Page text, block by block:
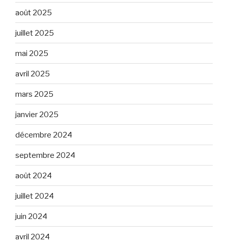
août 2025
juillet 2025
mai 2025
avril 2025
mars 2025
janvier 2025
décembre 2024
septembre 2024
août 2024
juillet 2024
juin 2024
avril 2024